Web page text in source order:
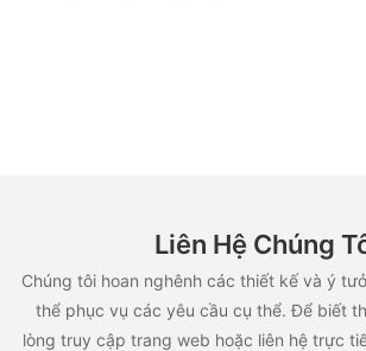
Liên Hệ Chúng
Chúng tôi hoan nghênh các thiết kế và ý
thể phục vụ các yêu cầu cụ thể. Để biết
lòng truy cập trang web hoặc liên hệ trực